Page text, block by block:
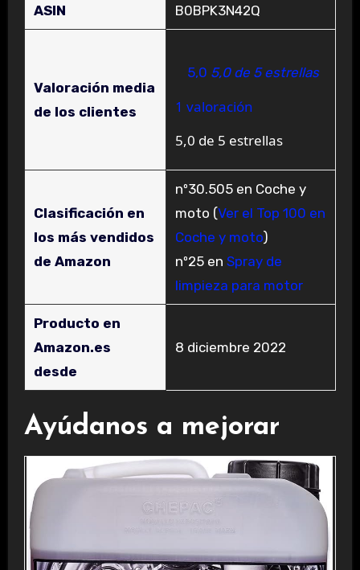
ASIN B0BPK3N42Q
Valoración media
de los clientes
5,0 5,0 de 5 estrellas
1 valoración
5,0 de 5 estrellas
Clasificación en
los más vendidos
de Amazon
nº30.505 en Coche y
moto (Ver el Top 100 en
Coche y moto)
nº25 en Spray de
limpieza para motor
Producto en
Amazon.es
desde
8 diciembre 2022
Ayúdanos a mejorar